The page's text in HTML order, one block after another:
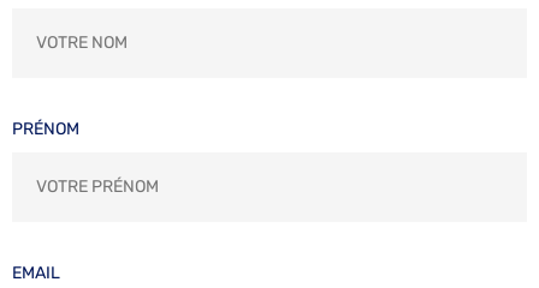
PRÉNOM
EMAIL